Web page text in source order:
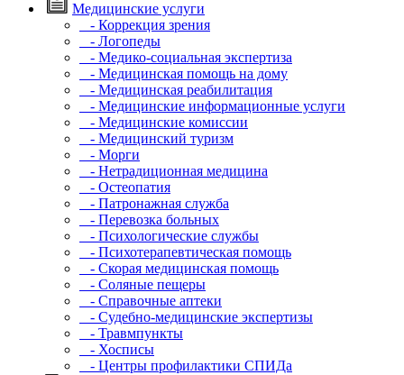
Медицинские услуги
- Коррекция зрения
- Логопеды
- Медико-социальная экспертиза
- Медицинская помощь на дому
- Медицинская реабилитация
- Медицинские информационные услуги
- Медицинские комиссии
- Медицинский туризм
- Морги
- Нетрадиционная медицина
- Остеопатия
- Патронажная служба
- Перевозка больных
- Психологические службы
- Психотерапевтическая помощь
- Скорая медицинская помощь
- Соляные пещеры
- Справочные аптеки
- Судебно-медицинские экспертизы
- Травмпункты
- Хосписы
- Центры профилактики СПИДа